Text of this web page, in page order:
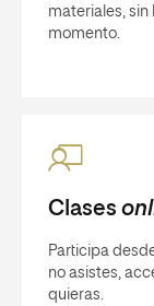
materiales,
momento.
Clases
Participa
no asistes,
quieras.